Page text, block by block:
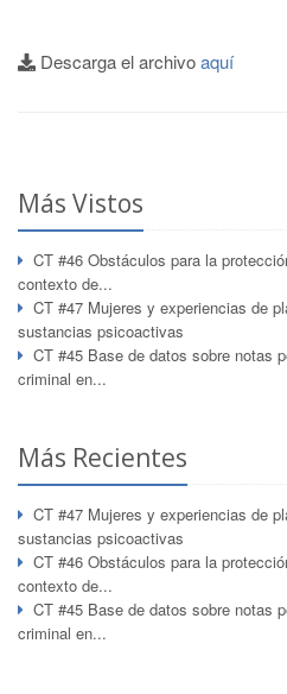
Descarga el archivoaquí
Más Vistos
CT #46 Obstáculos para la
contexto de...
CT #47 Mujeres y experiencias de
sustancias psicoactivas
CT #45 Base de datos sobre notas
criminal en...
Más Recientes
CT #47 Mujeres y experiencias de
sustancias psicoactivas
CT #46 Obstáculos para la
contexto de...
CT #45 Base de datos sobre notas
criminal en...